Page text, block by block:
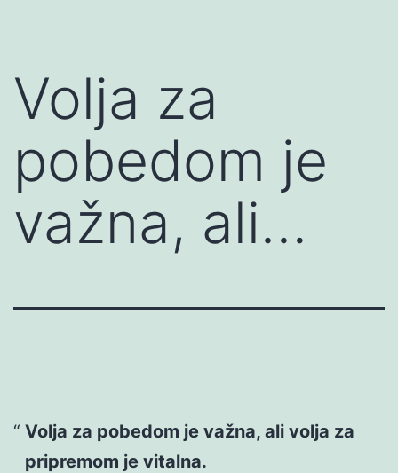
Volja za
pobedom je
važna, ali…
Volja za pobedom je važna, ali volja za
pripremom je vitalna.